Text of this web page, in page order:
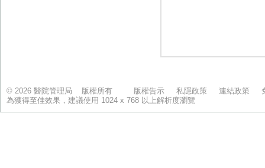
© 2026 醫院管理局 版權所有 版權告示 私隱政策 連結政策
為獲得至佳效果，建議使用 1024 x 768 以上解析度瀏覽